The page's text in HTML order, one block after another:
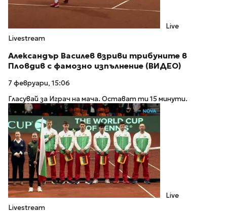
Live
Livestream
Александър Василев взриви трибуните в
Пловдив с фамозно изпълнение (ВИДЕО)
7 февруари, 15:06
Гласувай за Играч на мача. Остават ти 15 минути.
Live
Livestream